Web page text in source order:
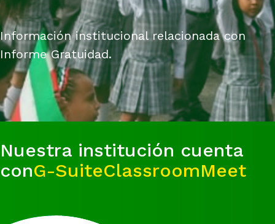
Información institucional relacionada con
Informe Gratuidad.
Nuestra institución cuenta
conG-SuiteClassroomMeet